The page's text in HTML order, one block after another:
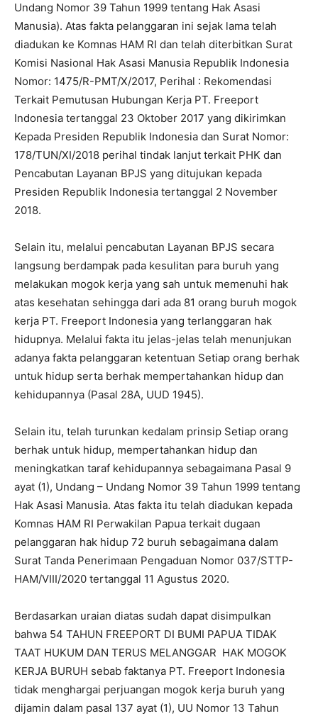
Undang Nomor 39 Tahun 1999 tentang Hak Asasi
Manusia). Atas fakta pelanggaran ini sejak lama telah
diadukan ke Komnas HAM RI dan telah diterbitkan Surat
Komisi Nasional Hak Asasi Manusia Republik Indonesia
Nomor: 1475/R-PMT/X/2017, Perihal : Rekomendasi
Terkait Pemutusan Hubungan Kerja PT. Freeport
Indonesia tertanggal 23 Oktober 2017 yang dikirimkan
Kepada Presiden Republik Indonesia dan Surat Nomor:
178/TUN/XI/2018 perihal tindak lanjut terkait PHK dan
Pencabutan Layanan BPJS yang ditujukan kepada
Presiden Republik Indonesia tertanggal 2 November
2018.
Selain itu, melalui pencabutan Layanan BPJS secara
langsung berdampak pada kesulitan para buruh yang
melakukan mogok kerja yang sah untuk memenuhi hak
atas kesehatan sehingga dari ada 81 orang buruh mogok
kerja PT. Freeport Indonesia yang terlanggaran hak
hidupnya. Melalui fakta itu jelas-jelas telah menunjukan
adanya fakta pelanggaran ketentuan Setiap orang berhak
untuk hidup serta berhak mempertahankan hidup dan
kehidupannya (Pasal 28A, UUD 1945).
Selain itu, telah turunkan kedalam prinsip Setiap orang
berhak untuk hidup, mempertahankan hidup dan
meningkatkan taraf kehidupannya sebagaimana Pasal 9
ayat (1), Undang – Undang Nomor 39 Tahun 1999 tentang
Hak Asasi Manusia. Atas fakta itu telah diadukan kepada
Komnas HAM RI Perwakilan Papua terkait dugaan
pelanggaran hak hidup 72 buruh sebagaimana dalam
Surat Tanda Penerimaan Pengaduan Nomor 037/STTP-
HAM/VIII/2020 tertanggal 11 Agustus 2020.
Berdasarkan uraian diatas sudah dapat disimpulkan
bahwa 54 TAHUN FREEPORT DI BUMI PAPUA TIDAK
TAAT HUKUM DAN TERUS MELANGGAR HAK MOGOK
KERJA BURUH sebab faktanya PT. Freeport Indonesia
tidak menghargai perjuangan mogok kerja buruh yang
dijamin dalam pasal 137 ayat (1), UU Nomor 13 Tahun